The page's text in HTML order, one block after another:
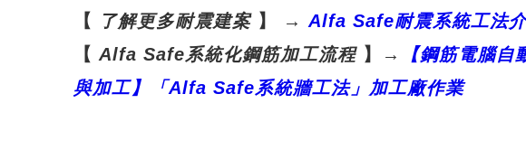
【
了解更多耐震建案 】 →Alfa Safe耐震系統工法
【Alfa Safe系統化鋼筋加工流程 】 → 【鋼筋電腦自
與加工】「Alfa Safe系統牆工法」加工廠作業